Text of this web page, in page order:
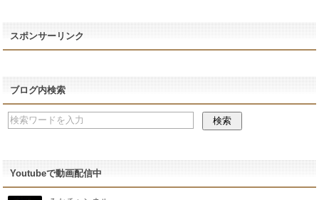
スポンサーリンク
ブログ内検索
Youtubeで動画配信中